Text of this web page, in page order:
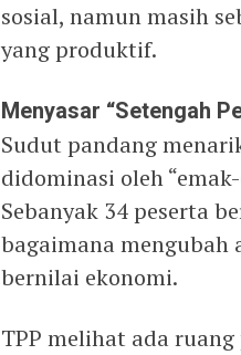
sosial, namun masih
yang produktif.
Menyasar “Setengah
Sudut pandang
didominasi oleh
Sebanyak 34 peserta
bagaimana mengubah
bernilai ekonomi.
TPP melihat ada